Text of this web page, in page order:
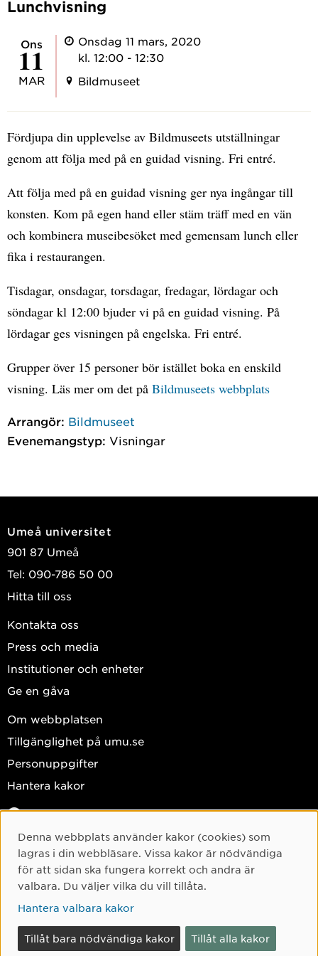
Lunchvisning
ons
11
MAR
Onsdag 11 mars, 2020
kl. 12:00 - 12:30
Bildmuseet
Fördjupa din upplevelse av Bildmuseets utställningar
genom att följa med på en guidad visning. Fri entré.
Att följa med på en guidad visning ger nya ingångar till
konsten. Kom på egen hand eller stäm träff med en vän
och kombinera museibesöket med gemensam lunch eller
fika i restaurangen.
Tisdagar, onsdagar, torsdagar, fredagar, lördagar och
söndagar kl 12:00 bjuder vi på en guidad visning. På
lördagar ges visningen på engelska. Fri entré.
Grupper över 15 personer bör istället boka en enskild
visning. Läs mer om det på Bildmuseets webbplats
Arrangör: Bildmuseet
Evenemangstyp: Visningar
Umeå universitet
901 87 Umeå
Tel: 090-786 50 00
Hitta till oss
Kontakta oss
Press och media
Institutioner och enheter
Ge en gåva
Om webbplatsen
Tillgänglighet på umu.se
Personuppgifter
Hantera kakor
Facebook
Instagram
TikTok
Youtube
Cookie-samtycke
Denna webbplats använder kakor (cookies) som
lagras i din webbläsare. Vissa kakor är nödvändiga
för att sidan ska fungera korrekt och andra är
valbara. Du väljer vilka du vill tillåta.
Hantera valbara kakor
Tillåt bara nödvändiga kakor Tillåt alla kakor